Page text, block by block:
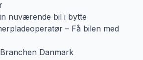
nuværende bil i bytte
– Få bilen med
Danmark